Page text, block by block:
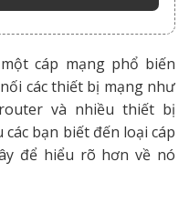
cáp mạng phổ biến
các thiết bị mạng như
và nhiều thiết bị
bạn biết đến loại cáp
để hiểu rõ hơn về nó